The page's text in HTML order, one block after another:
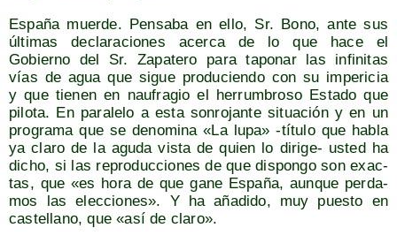
Espa­ña muer­de. Pen­sa­ba en ello, Sr. Bono, ante sus
últi­mas decla­ra­cio­nes acer­ca de lo que hace el
Gobierno del Sr. Zapa­te­ro para tapo­nar las infi­ni­tas
vías de agua que sigue pro­du­cien­do con su impe­ri­cia
y que tie­nen en nau­fra­gio el herrum­bro­so Esta­do que
pilo­ta. En para­le­lo a esta son­ro­jan­te situa­ción y en un
pro­gra­ma que se deno­mi­na «La lupa» ‑títu­lo que habla
ya cla­ro de la agu­da vis­ta de quien lo diri­ge- usted ha
dicho, si las repro­duc­cio­nes de que dis­pon­go son exac­
tas, que «es hora de que gane Espa­ña, aun­que per­da­
mos las elec­cio­nes». Y ha aña­di­do, muy pues­to en
cas­te­llano, que «así de claro».